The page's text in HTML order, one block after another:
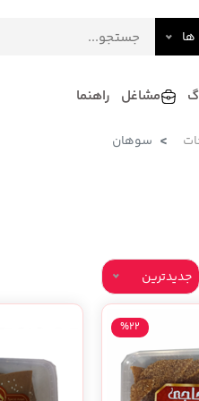
مشاغل راهنما
سوهان
جدیدترین
%22